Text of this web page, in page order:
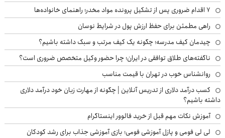
۷ اقدام ضروری پس از تشکیل پرونده مواد مخدر؛ راهنمای خانواده‌ها
راهی مطمئن برای حفظ ارزش پول در شرایط نوسان
چیدمان کیف مدرسه؛ چگونه یک کیف مرتب و سبک داشته باشیم؟
ناگفته‌های طلاق توافقی در ایران؛ چرا حضور وکیل متخصص ضروری است؟
روانشناس خوب در تهران با قیمت مناسب
کسب درآمد دلاری از تدریس آنلاین | چگونه از مهارت زبان خود درآمد دلاری
داشته باشیم؟
آموزش نکات مهم قبل از خرید فالوور اینستاگرام
لی لی فومی و پازل آموزشی فومی؛ بازی آموزشی جذاب برای رشد کودکان